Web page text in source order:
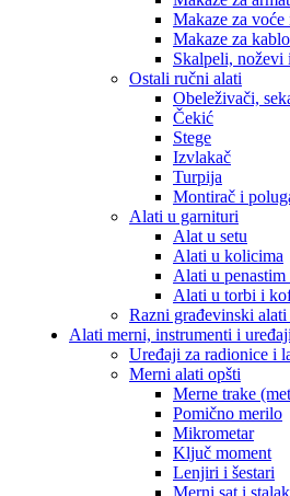
Makaze za voće
Makaze za
Skalpeli, noževi
Ostali ručni alati
Obeleživači,
Čekić
Stege
Izvlakač
Turpija
Montirač i
Alati u garnituri
Alat u setu
Alati u kolicima
Alati u penastim
Alati u torbi i
Razni građevinski
Alati merni, instrumenti i uređaji
Uređaji za radionice i
Merni alati opšti
Merne trake
Pomično merilo
Mikrometar
Ključ moment
Lenjiri i šestari
Merni sat i stalak